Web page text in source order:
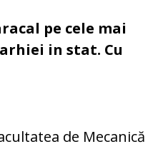
pe cele mai
in stat. Cu
de Mecanică